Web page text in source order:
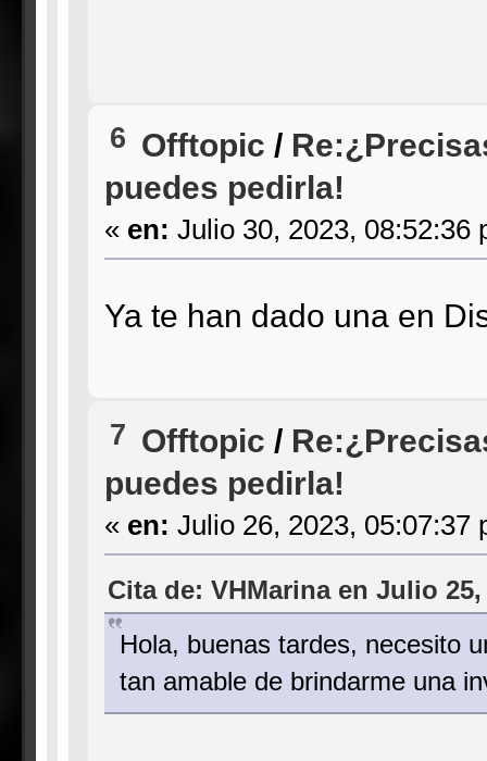
6 Offtopic /
puedes pedirla!
« en: Julio 30, 2023, 08:52:36
Ya te han dado una en
7 Offtopic /
puedes pedirla!
« en: Julio 26, 2023, 05:07:37
Cita de: VHMarina en Julio 25,
Hola, buenas tardes, necesito
tan amable de brindarme una